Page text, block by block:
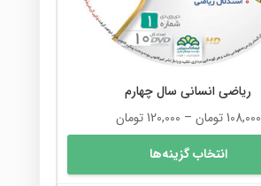
ریاضی انسانی سال چهارم
108,000 تومان –
120,000 تومانمحدوده
قیمت:
تا
انتخاب گزینه‌ها
این